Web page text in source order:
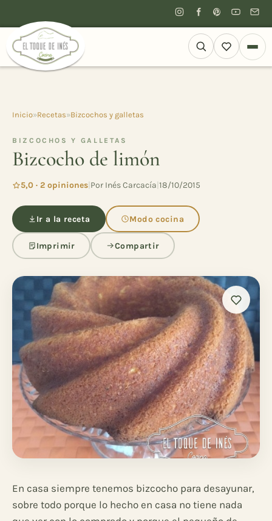
Inicio»Recetas»Bizcochos y galletas
BIZCOCHOS Y GALLETAS
Bizcocho de limón
5,0 · 2 opiniones Por Inés Carcacía 18/10/2015
Ir a la receta Modo cocina
Imprimir Compartir
En casa siempre tenemos bizcocho para desayunar,
sobre todo porque lo hecho en casa no tiene nada